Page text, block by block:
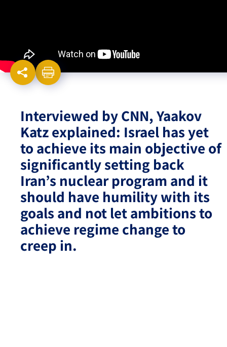
Interviewed by CNN, Yaakov
Katz explained: Israel has yet
to achieve its main objective of
significantly setting back
Iran’s nuclear program and it
should have humility with its
goals and not let ambitions to
achieve regime change to
creep in.